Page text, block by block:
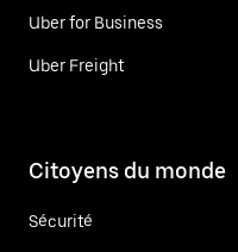
Uber for Business
Uber Freight
Citoyens du monde
Sécurité